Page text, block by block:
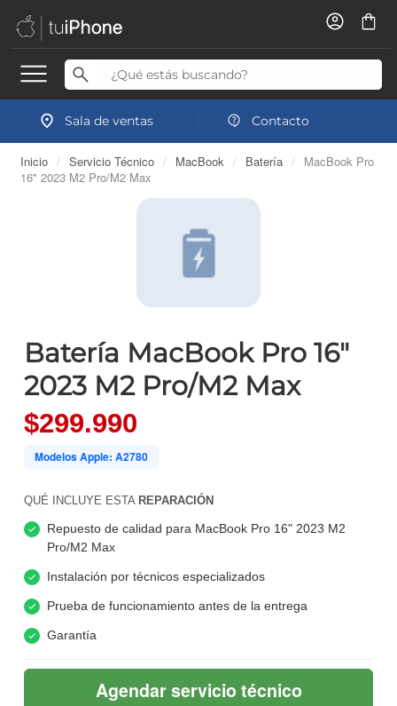
Sala de ventas Contacto
Inicio / Servicio Técnico / MacBook / Batería / MacBook Pro
16" 2023 M2 Pro/M2 Max
Batería MacBook Pro 16"
2023 M2 Pro/M2 Max
$299.990
Modelos Apple: A2780
QUÉ INCLUYE ESTA REPARACIÓN
Repuesto de calidad para MacBook Pro 16" 2023 M2
Pro/M2 Max
Instalación por técnicos especializados
Prueba de funcionamiento antes de la entrega
Garantía
Agendar servicio técnico